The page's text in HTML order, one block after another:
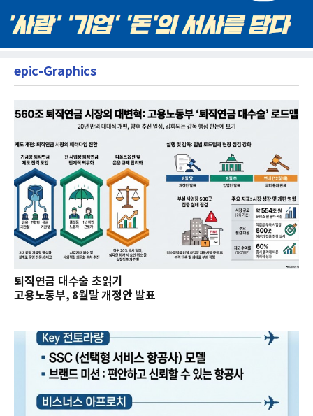
epic-Graphics
퇴직연금 대수술 초읽기
고용노동부, 8월말 개정안 발표